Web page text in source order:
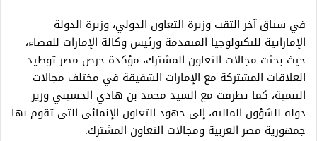
في سياق آخر التقت وزيرة التعاون الدولي، وزيرة الدولة
الإماراتية للتكنولوجيا المتقدمة ورئيس وكالة الإمارات للفضاء،
حيث بحثت مجالات التعاون المشترك، مؤكدة حرص مصر توطيد
العلاقات المشتركة مع الإمارات الشقيقة في مختلف مجالات
التنمية، كما تطرقت مع السيد محمد بن هادي الحسيني وزير
دولة للشؤون المالية، إلى جهود التعاون الإنمائي التي تقوم بها
جمهورية مصر العربية ومجالات التعاون المشترك.